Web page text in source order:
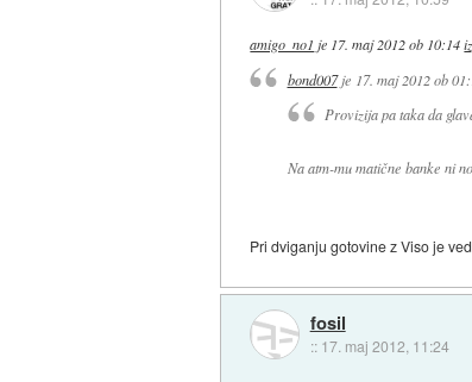
amigo_no1 je 17. maj 2012 ob 10:14
bond007je 17. maj 2012 ob
Provizija pa taka da
Na atm-mu matične banke ni
Pri dviganju gotovine z Viso je
fosil
:: 17. maj 2012, 11:24